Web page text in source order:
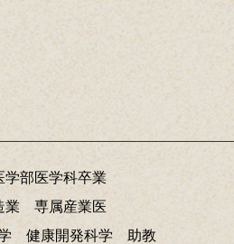
部医学科卒業
業 専属産業医
健康開発科学 助教